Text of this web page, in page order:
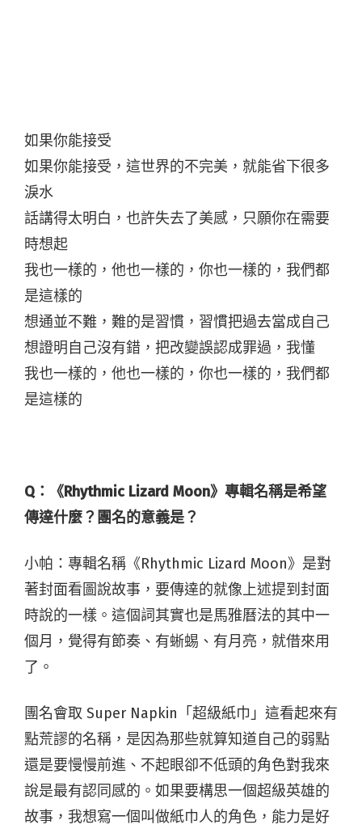
如果你能接受
如果你能接受，這世界的不完美，就能省下很多
淚水
話講得太明白，也許失去了美感，只願你在需要
時想起
我也一樣的，他也一樣的，你也一樣的，我們都
是這樣的
想通並不難，難的是習慣，習慣把過去當成自己
想證明自己沒有錯，把改變誤認成罪過，我懂
我也一樣的，他也一樣的，你也一樣的，我們都
是這樣的
Q：《Rhythmic Lizard Moon》專輯名稱是希望
傳達什麼？團名的意義是？
小帕：專輯名稱《Rhythmic Lizard Moon》是對
著封面看圖說故事，要傳達的就像上述提到封面
時說的一樣。這個詞其實也是馬雅曆法的其中一
個月，覺得有節奏、有蜥蜴、有月亮，就借來用
了。
團名會取 Super Napkin「超級紙巾」這看起來有
點荒謬的名稱，是因為那些就算知道自己的弱點
還是要慢慢前進、不起眼卻不低頭的角色對我來
說是最有認同感的。如果要構思一個超級英雄的
故事，我想寫一個叫做紙巾人的角色，能力是好